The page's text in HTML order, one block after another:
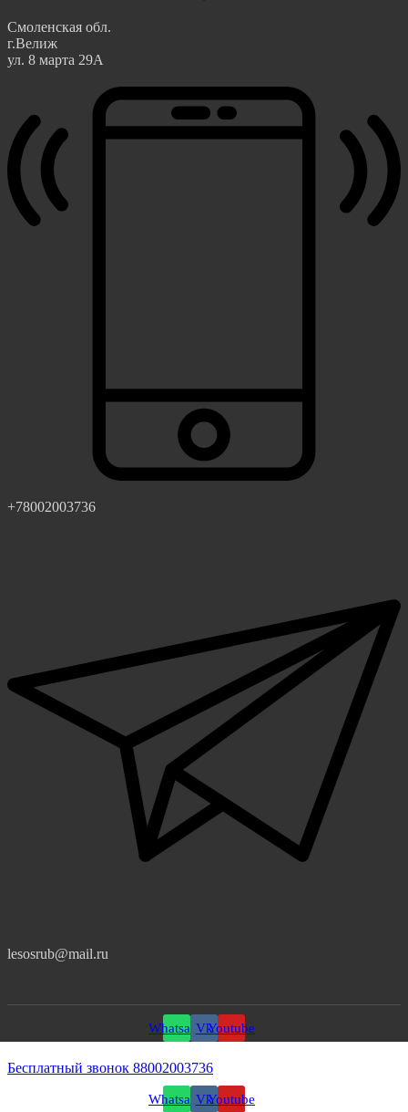
Смоленская обл.
г.Велиж
ул. 8 марта 29А
+78002003736
lesosrub@mail.ru
WhatsappVkYoutube
Бесплатный звонок 88002003736
WhatsappVkYoutube